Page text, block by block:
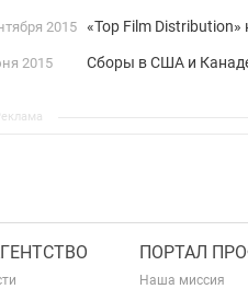
2015 «Top Film
2015 Сборы в США и Канаде
ПОРТАЛ
Наша миссия